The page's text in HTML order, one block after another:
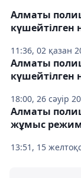
11:36, 02 қазан
Алматы
күшейтілген
18:00, 26 сәуір
Алматы
күшейтілген
13:51, 15
Алматы
жұмыс